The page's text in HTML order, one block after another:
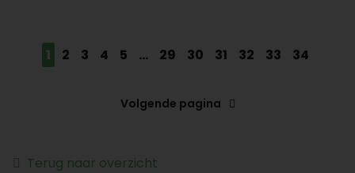
1 2 3 4 5 ... 29 30 31 32 33 34
Volgende pagina
Terug naar overzicht